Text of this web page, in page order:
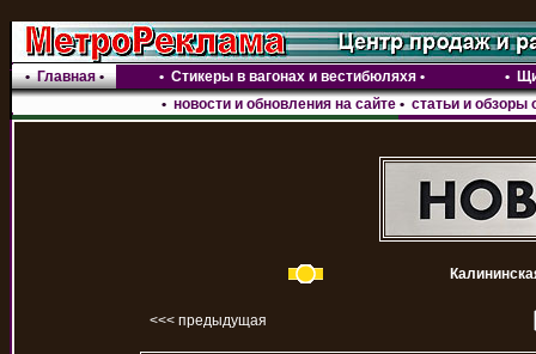
•Главная• • Стикеры в вагонах и вестибюляхя• •
• новости и обновления на сайте• статьи и обзоры
<<< предыдущая